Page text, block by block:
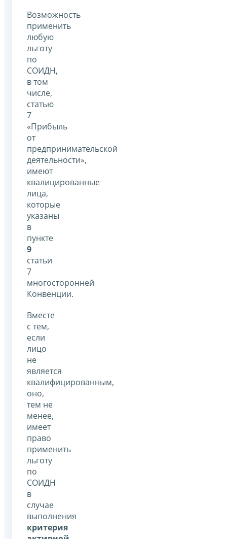
Возможность
применить
любую
льготу
по
СОИДН,
в том
числе,
статью
7
«Прибыль
от
предпринимательской
деятельности»,
имеют
квалицированные
лица,
которые
указаны
в
пункте
9
статьи
7
многосторонней
Конвенции.
Вместе
с тем,
если
лицо
не
является
квалифицированным,
оно,
тем не
менее,
имеет
право
применить
льготу
по
СОИДН
в
случае
выполнения
критерия